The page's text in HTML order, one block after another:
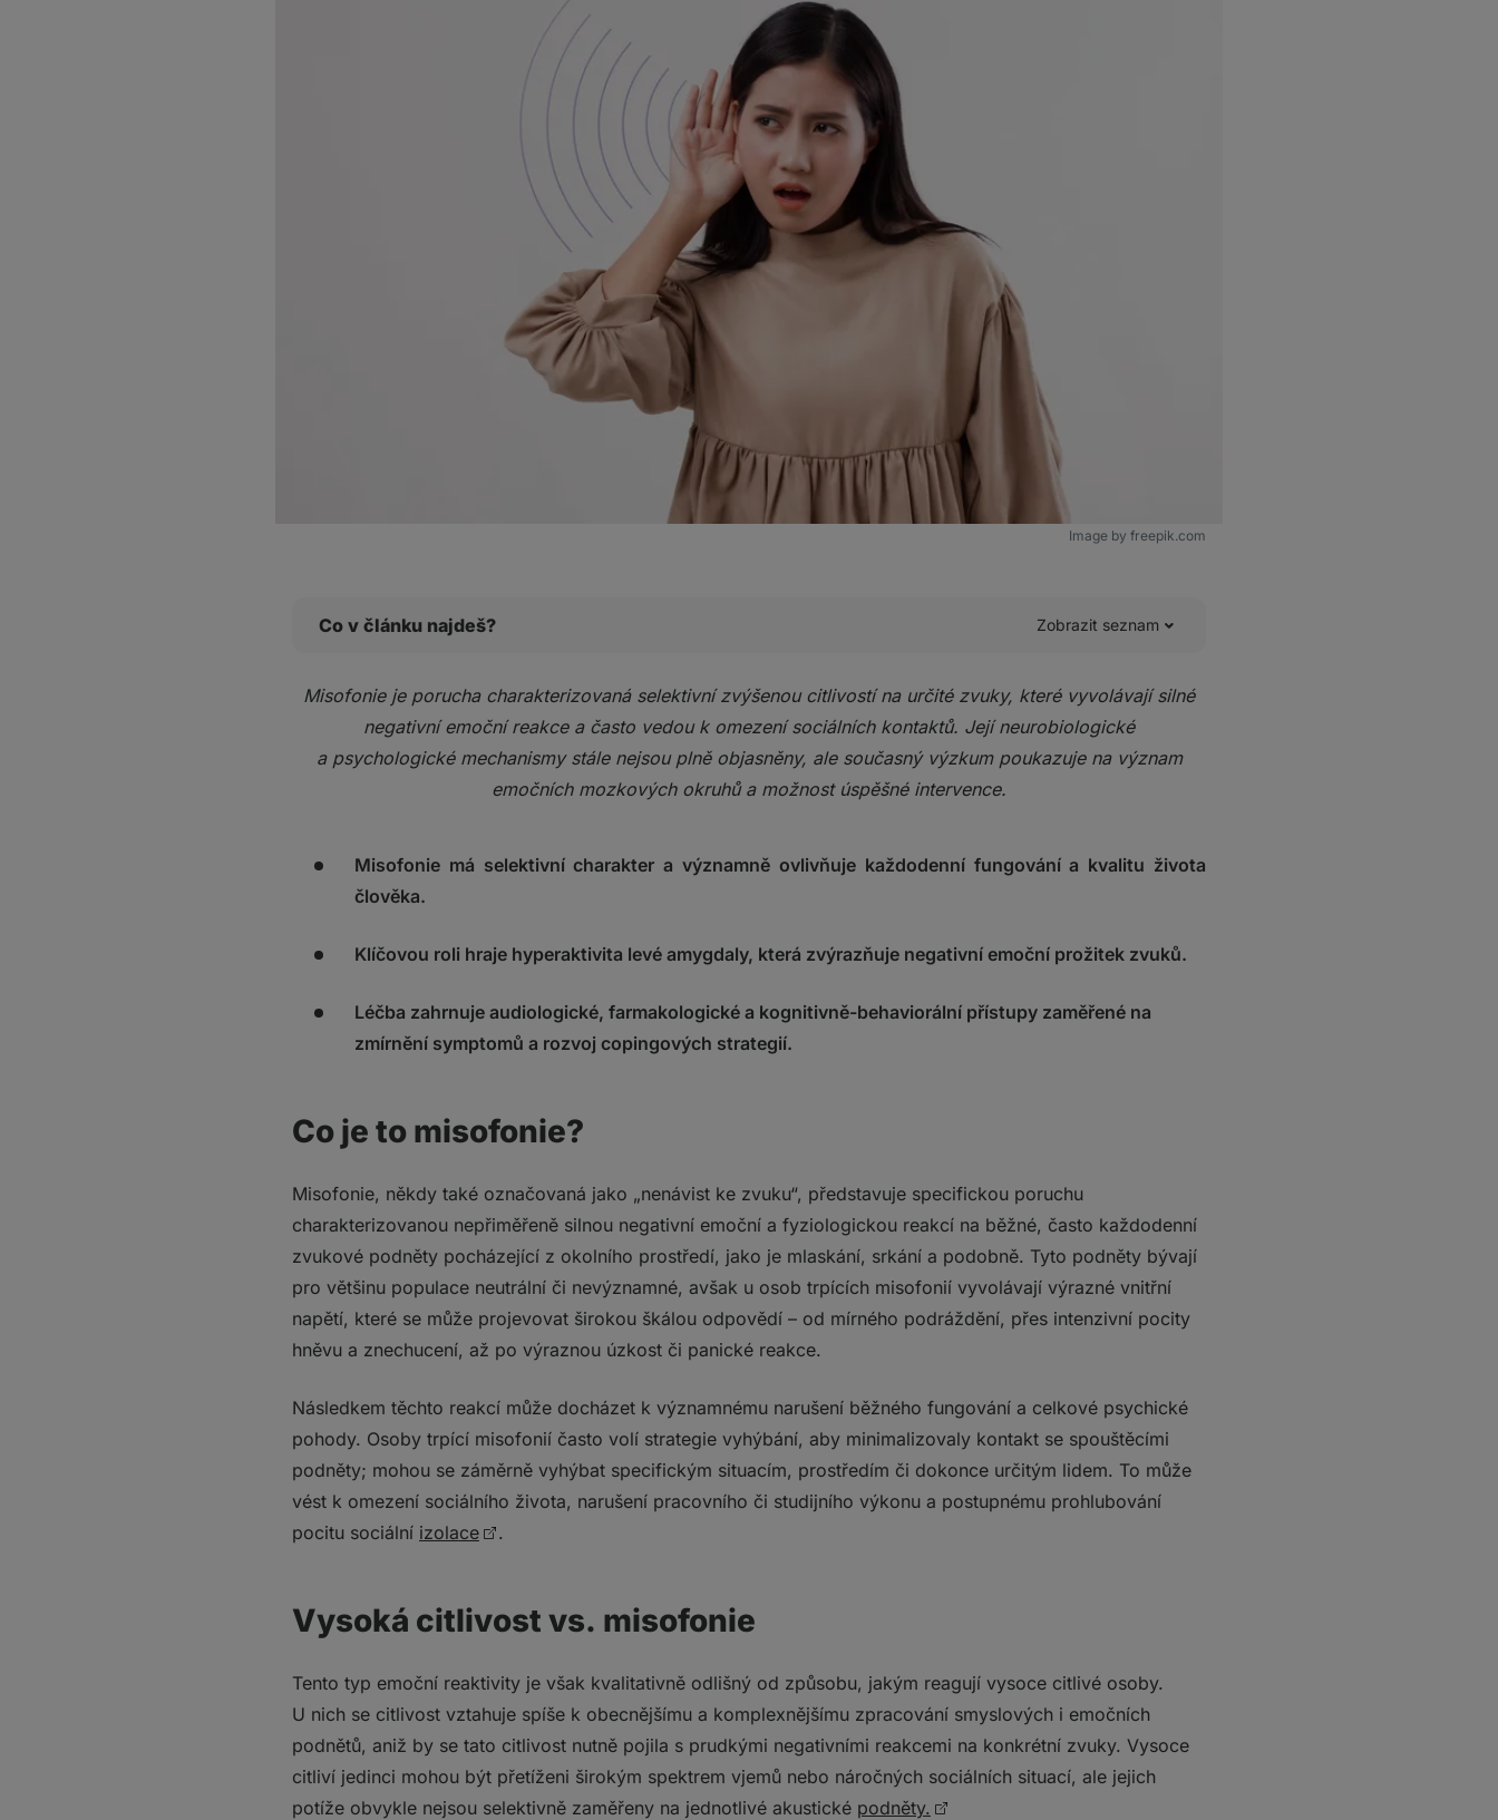
Image by freepik.com
Co v článku najdeš? Zobrazit seznam
Co je to misofonie?
Vysoká citlivost vs. misofonie
Neurobiologie misofonie
Její příčiny
Misofonie je porucha charakterizovaná selektivní zvýšenou citlivostí na určité zvuky, které vyvolávají silné
negativní emoční reakce a často vedou k omezení sociálních kontaktů. Její neurobiologické
a psychologické mechanismy stále nejsou plně objasněny, ale současný výzkum poukazuje na význam
emočních mozkových okruhů a možnost úspěšné intervence.
Misofonie má selektivní charakter a významně ovlivňuje každodenní fungování a kvalitu života
člověka.
Klíčovou roli hraje hyperaktivita levé amygdaly, která zvýrazňuje negativní emoční prožitek zvuků.
Léčba zahrnuje audiologické, farmakologické a kognitivně-behaviorální přístupy zaměřené na
zmírnění symptomů a rozvoj copingových strategií.
Co je to misofonie?
Misofonie, někdy také označovaná jako „nenávist ke zvuku“, představuje specifickou poruchu
charakterizovanou nepřiměřeně silnou negativní emoční a fyziologickou reakcí na běžné, často každodenní
zvukové podněty pocházející z okolního prostředí, jako je mlaskání, srkání a podobně. Tyto podněty bývají
pro většinu populace neutrální či nevýznamné, avšak u osob trpících misofonií vyvolávají výrazné vnitřní
napětí, které se může projevovat širokou škálou odpovědí – od mírného podráždění, přes intenzivní pocity
hněvu a znechucení, až po výraznou úzkost či panické reakce.
Následkem těchto reakcí může docházet k významnému narušení běžného fungování a celkové psychické
pohody. Osoby trpící misofonií často volí strategie vyhýbání, aby minimalizovaly kontakt se spouštěcími
podněty; mohou se záměrně vyhýbat specifickým situacím, prostředím či dokonce určitým lidem. To může
vést k omezení sociálního života, narušení pracovního či studijního výkonu a postupnému prohlubování
pocitu sociální izolace .
Vysoká citlivost vs. misofonie
Tento typ emoční reaktivity je však kvalitativně odlišný od způsobu, jakým reagují vysoce citlivé osoby.
U nich se citlivost vztahuje spíše k obecnějšímu a komplexnějšímu zpracování smyslových i emočních
podnětů, aniž by se tato citlivost nutně pojila s prudkými negativními reakcemi na konkrétní zvuky. Vysoce
citliví jedinci mohou být přetíženi širokým spektrem vjemů nebo náročných sociálních situací, ale jejich
potíže obvykle nejsou selektivně zaměřeny na jednotlivé akustické podněty.